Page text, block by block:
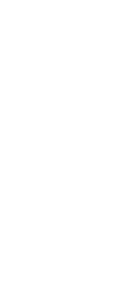
Así han
DANA:
estado